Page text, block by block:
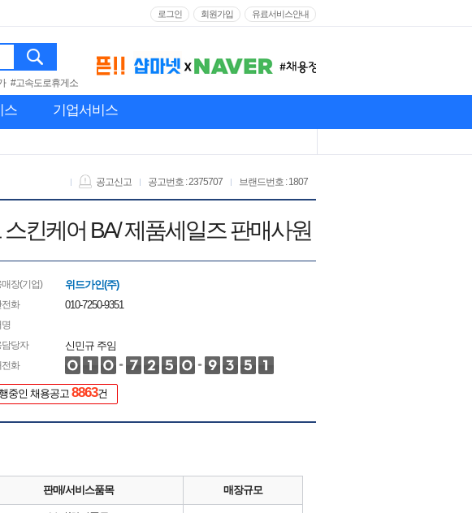
로그인 회원가입 유료서비스안내
#고속도로휴게소
스 기업서비스
브랜드번호 : 1807
공고번호 : 2375707
공고신고
킨케어 BA/ 제품세일즈 판매사원
장(기업) 위드가인(주)
전화 010-7250-9351
당자
신민규 주임
전화
중인 채용공고8863건
판매/서비스품목 매장규모